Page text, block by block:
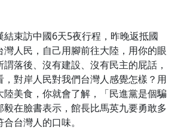
結束訪中國6天5夜行程，昨晚返抵國
灣人民，自己用腳前往大陸，用你的眼
落後、沒有建設、沒有民主的屁話，
，對岸人民對我們台灣人感覺怎樣？用
陸美食，你就會了解，「民進黨是個騙
毅在臉書表示，館長比馬英九要勇敢多
台灣人的口味。